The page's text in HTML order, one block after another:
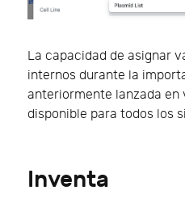
La capacidad de asignar
internos durante la
anteriormente lanzada en
disponible para todos los
Inventa